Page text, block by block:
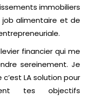
immobiliers
alimentaire et de
financier qui me
sereinement. Je
LA solution pour
tes objectifs